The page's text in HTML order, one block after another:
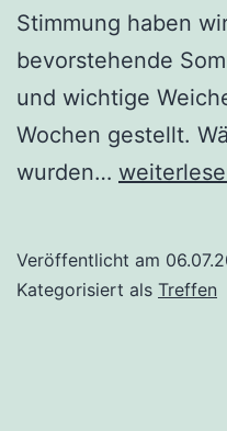
Stimmung haben
bevorstehende
und wichtige
Wochen gestellt.
wurden…
Veröffentlicht am
Kategorisiert als Treffen